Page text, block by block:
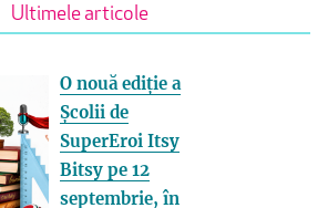
Ultimele articole
O nouă ediție a
Școlii de
SuperEroi Itsy
Bitsy pe 12
septembrie, în